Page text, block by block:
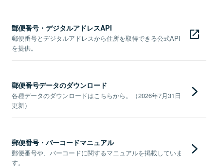
郵便番号・デジタルアドレスAPI
郵便番号とデジタルアドレスから住所を取得できる公式API
を提供。
郵便番号データのダウンロード
各種データのダウンロードはこちらから。（2026年7月31日
更新）
郵便番号・バーコードマニュアル
郵便番号や、バーコードに関するマニュアルを掲載していま
す。